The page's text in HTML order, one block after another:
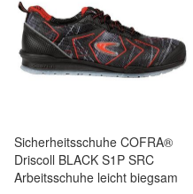
Sicherheitsschuhe COFRA®
Driscoll BLACK S1P SRC
Arbeitsschuhe leicht biegsam